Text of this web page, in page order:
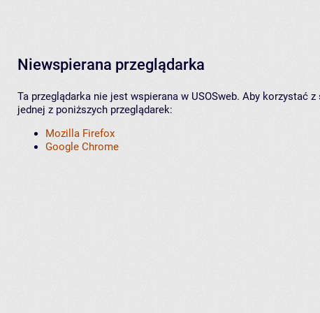
Niewspierana przeglądarka
Ta przeglądarka nie jest wspierana w USOSweb. Aby korzystać
jednej z poniższych przeglądarek:
Mozilla Firefox
Google Chrome